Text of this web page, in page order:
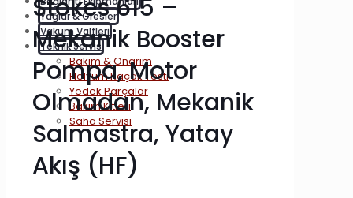
Yağlar & Gresler
Vakum Valfleri
Teknik Servis
Bakım & Onarım
Helyum Kaçak Testi
Yedek Parçalar
Bakım Kitleri
Saha Servisi
Stokes 615 –
Mekanik Booster
Pompa, Motor
Olmadan, Mekanik
Salmastra, Yatay
Akış (HF)